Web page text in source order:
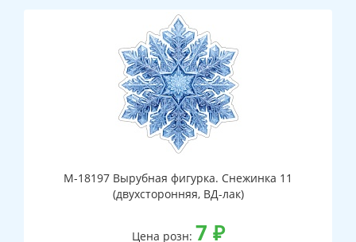
М-18197 Вырубная фигурка. Снежинка 11
(двухсторонняя, ВД-лак)
Цена розн: 7 ₽